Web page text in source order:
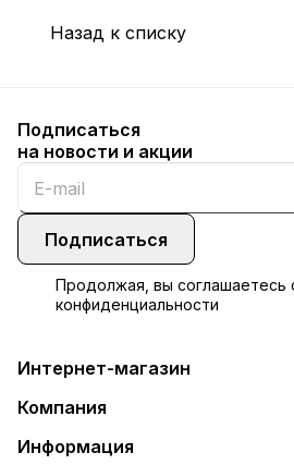
Назад к списку
Подписаться
на новости и акции
Подписаться
Продолжая, вы соглашаетесь
конфиденциальности
Интернет-магазин
Компания
Информация